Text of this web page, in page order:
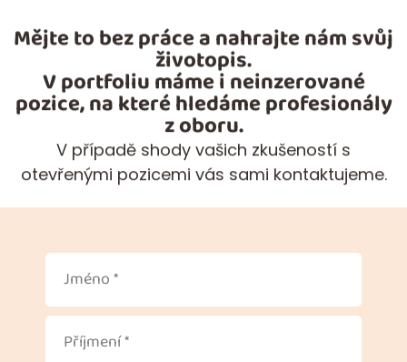
Mějte to bez práce a nahrajte nám svůj
životopis.
V portfoliu máme i neinzerované
pozice, na které hledáme profesionály
z oboru.
V případě shody vašich zkušeností s
otevřenými pozicemi vás sami kontaktujeme.